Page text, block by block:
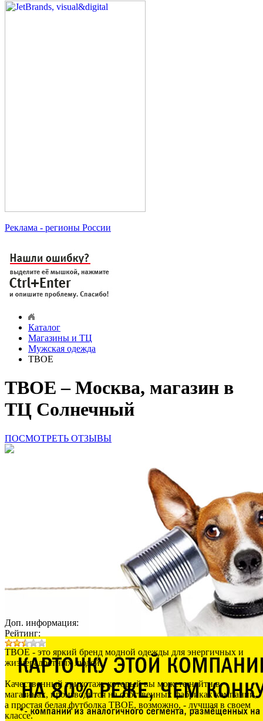
Реклама - регионы России
Каталог
Магазины и ТЦ
Мужская одежда
ТВОЕ
ТВОЕ – Москва, магазин в
ТЦ Солнечный
ПОСМОТРЕТЬ ОТЗЫВЫ
Доп. информация:
Рейтинг:
ТВОЕ - это яркий бренд модной одежды для энергичных и
жизнерадостных людей.
Качественный трикотаж, который вы можете найти в
магазинах, производится на собственных фабриках компании,
а простая белая футболка ТВОЕ, возможно, - лучшая в своем
классе.